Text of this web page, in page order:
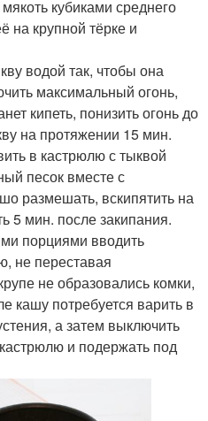
кубиками среднего
на крупной тёрке и
водой так, чтобы она
максимальный огонь,
кипеть, понизить огонь до
на протяжении 15 мин.
в кастрюлю с тыквой
песок вместе с
размешать, вскипятить на
5 мин. после закипания.
порциями вводить
не переставая
не образовались комки,
кашу потребуется варить в
а затем выключить
и подержать под